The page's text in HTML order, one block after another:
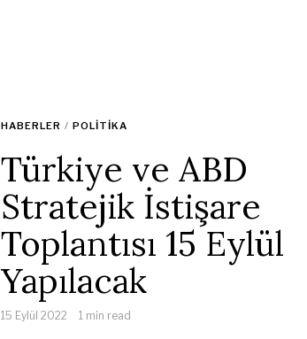
HABERLER / POLITIKA
Türkiye ve ABD
Stratejik İstişare
Toplantısı 15 Eylül
Yapılacak
15 Eylül 2022 1 min read